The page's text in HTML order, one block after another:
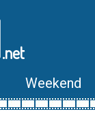
.net
Weekend